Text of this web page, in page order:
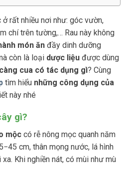
rất nhiều nơi như: góc vườn,
chí trên tường,… Rau này không
món ăn đầy dinh dưỡng
còn là loại dược liệu được dùng
cua có tác dụng gì? Cùng
tìm hiểu những công dụng của
này nhé
gì?
mộc có rễ nông mọc quanh năm
cm, thân mọng nước, lá hình
Khi nghiền nát, có mùi như mù